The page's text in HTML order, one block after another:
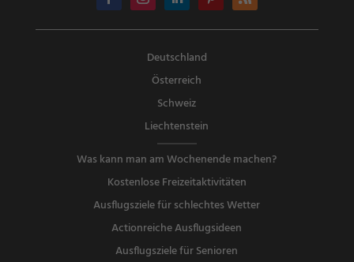
Deutschland
Österreich
Schweiz
Liechtenstein
Was kann man am Wochenende machen?
Kostenlose Freizeitaktivitäten
Ausflugsziele für schlechtes Wetter
Actionreiche Ausflugsideen
Ausflugsziele für Senioren